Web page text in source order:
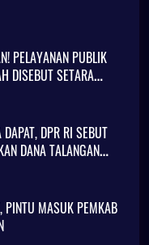
PELAYANAN PUBLIK
DISEBUT SETARA
DPR RI SEBUT
DANA TALANGAN